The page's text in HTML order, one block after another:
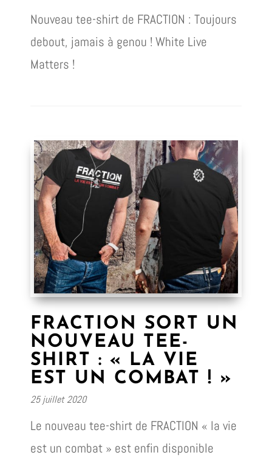
Nouveau tee-shirt de FRACTION : Toujours
debout, jamais à genou ! White Live
Matters !
FRACTION SORT UN
NOUVEAU TEE-
SHIRT : « LA VIE
EST UN COMBAT ! »
25 juillet 2020
Le nouveau tee-shirt de FRACTION « la vie
est un combat » est enfin disponible